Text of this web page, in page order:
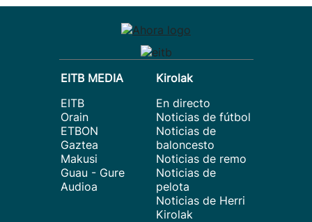
EITB MEDIA
EITB
Orain
ETBON
Gaztea
Makusi
Guau - Gure
Audioa
Kirolak
En directo
Noticias de fútbol
Noticias de
baloncesto
Noticias de remo
Noticias de
pelota
Noticias de Herri
Kirolak